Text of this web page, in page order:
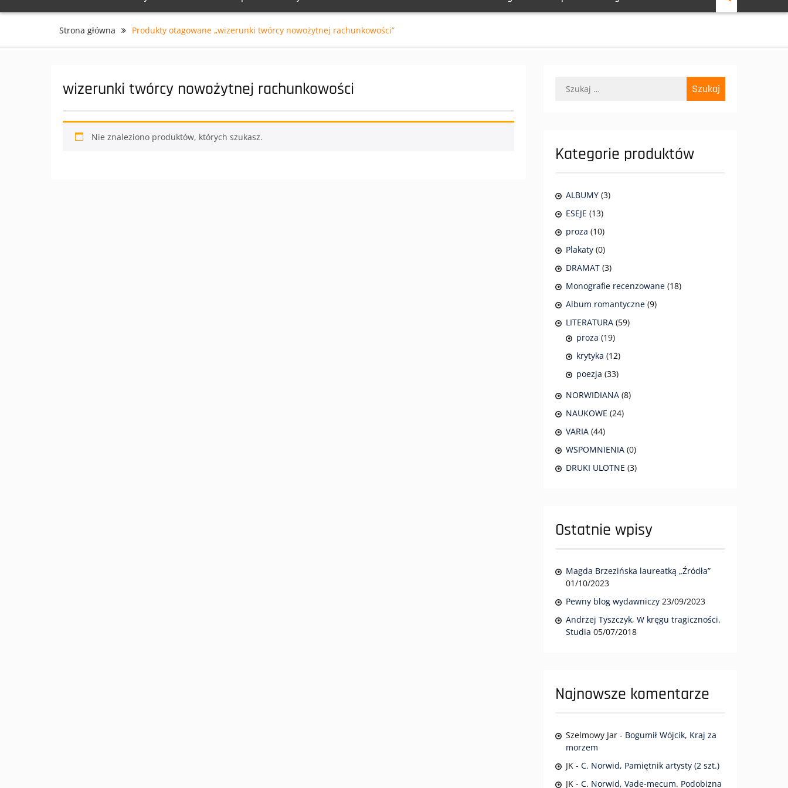
Strona główna Produkty otagowane „wizerunki twórcy nowożytnej rachunkowości”
wizerunki twórcy nowożytnej rachunkowości
Nie znaleziono produktów, których szukasz.
Kategorie produktów
ALBUMY (3)
ESEJE (13)
proza (10)
Plakaty (0)
DRAMAT (3)
Monografie recenzowane (18)
Album romantyczne (9)
LITERATURA (59)
proza (19)
krytyka (12)
poezja (33)
NORWIDIANA (8)
NAUKOWE (24)
VARIA (44)
WSPOMNIENIA (0)
DRUKI ULOTNE (3)
Ostatnie wpisy
Magda Brzezińska laureatką „Źródła”
01/10/2023
Pewny blog wydawniczy 23/09/2023
Andrzej Tyszczyk, W kręgu tragiczności.
Studia 05/07/2018
Najnowsze komentarze
Szelmowy Jar - Bogumił Wójcik, Kraj za
morzem
JK - C. Norwid, Pamiętnik artysty (2 szt.)
JK - C. Norwid, Vade-mecum. Podobizna